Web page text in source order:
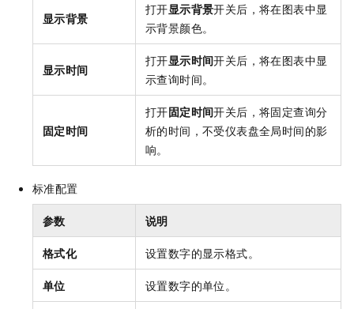
显示背景
打开显示背景开关后，将在图表中显
示背景颜色。
显示时间
打开显示时间开关后，将在图表中显
示查询时间。
固定时间
打开固定时间开关后，将固定查询分
析的时间，不受仪表盘全局时间的影
响。
标准配置
参数 说明
格式化 设置数字的显示格式。
单位 设置数字的单位。